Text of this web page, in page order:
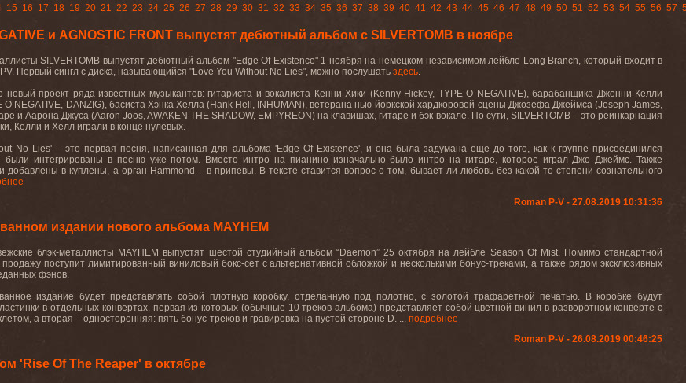
15 16 17 18 19 20 21 22 23 24 25 26 27 28 29 30 31 32 33 34 35 36 37 38 39 40 41 42 43 44 45 46 47 48 49 50 51 52 53 54 55 56 57
и AGNOSTIC FRONT выпустят дебютный альбом с SILVERTOMB в ноябре
SILVERTOMB выпустят дебютный альбом "Edge Of Existence" 1 ноября на немецком независимом лейбле Long Branch, который входит в
. Первый сингл с диска, называющийся "Love You Without No Lies", можно послушать здесь.
новый проект ряда известных музыкантов: гитариста и вокалиста Кенни Хики (Kenny Hickey, TYPE O NEGATIVE), барабанщика Джонни Келли
O NEGATIVE, DANZIG), басиста Хэнка Хелла (Hank Hell, INHUMAN), ветерана нью-йоркской хардкоровой сцены Джозефа Джеймса (Joseph James,
и Аарона Джуса (Aaron Joos, AWAKEN THE SHADOW, EMPYREON) на клавишах, гитаре и бэк-вокале. По сути, SILVERTOMB – это реинкарнация
Келли и Хелл играли в конце нулевых.
No Lies' – это первая песня, написанная для альбома 'Edge Of Existence', и она была задумана еще до того, как к группе присоединился
интегрированы в песню уже потом. Вместо интро на пианино изначально было интро на гитаре, которое играл Джо Джеймс. Также
в куплены, а орган Hammond – в припевы. В тексте ставится вопрос о том, бывает ли любовь без какой-то степени сознательного
Roman P-V - 27.08.2019 10:31:36
издании нового альбома MAYHEM
блэк-металлисты MAYHEM выпустят шестой студийный альбом “Daemon” 25 октября на лейбле Season Of Mist. Помимо стандартной
поступит лимитированный виниловый бокс-сет с альтернативной обложкой и несколькими бонус-треками, а также рядом эксклюзивных
фэнов.
издание будет представлять собой плотную коробку, отделанную под полотно, с золотой трафаретной печатью. В коробке будут
в отдельных конвертах, первая из которых (обычные 10 треков альбома) представляет собой цветной винил в разворотном конверте с
а вторая – односторонняя: пять бонус-треков и гравировка на пустой стороне D. ... подробнее
Roman P-V - 26.08.2019 00:46:25
'Rise Of The Reaper' в октябре